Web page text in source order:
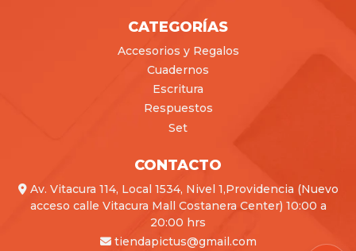
CATEGORÍAS
Accesorios y Regalos
Cuadernos
Escritura
Respuestos
Set
CONTACTO
Av. Vitacura 114, Local 1534, Nivel 1,Providencia (Nuevo
acceso calle Vitacura Mall Costanera Center) 10:00 a
20:00 hrs
tiendapictus@gmail.com